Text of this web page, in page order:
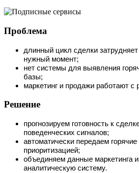
Проблема
длинный цикл сделки
нужный момент;
нет системы для выявления
базы;
маркетинг и продажи работают
Решение
прогнозируем готовность к
поведенческих сигналов;
автоматически передаем
приоритизацией;
объединяем данные маркетинга
аналитическую систему.